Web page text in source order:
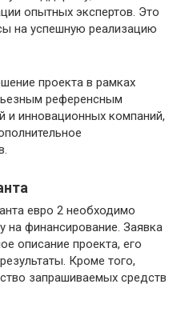
опытных экспертов. Это
на успешную реализацию
проекта в рамках
референсным
и инновационных компаний,
евро 2 необходимо
на финансирование. Заявка
описание проекта, его
Кроме того,
запрашиваемых средств